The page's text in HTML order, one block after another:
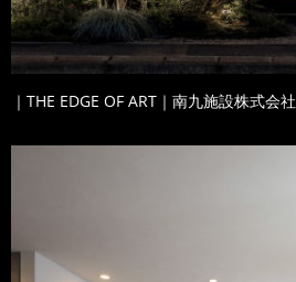
｜THE EDGE OF ART｜南九施設株式会社